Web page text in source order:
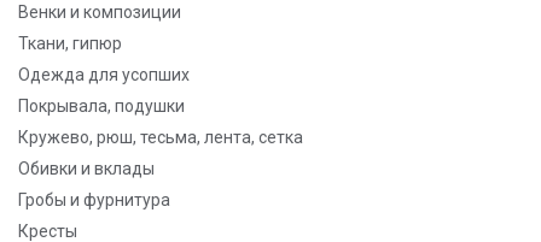
Венки и композиции
Ткани, гипюр
Одежда для усопших
Покрывала, подушки
Кружево, рюш, тесьма, лента, сетка
Обивки и вклады
Гробы и фурнитура
Кресты